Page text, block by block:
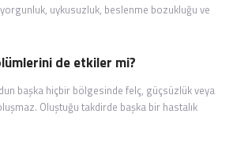
uykusuzluk, beslenme bozukluğu ve
de etkiler mi?
başka hiçbir bölgesinde felç, güçsüzlük veya
Oluştuğu takdirde başka bir hastalık